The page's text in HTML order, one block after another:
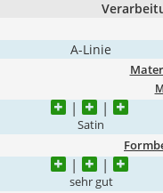
A-Linie
Satin
sehr gut